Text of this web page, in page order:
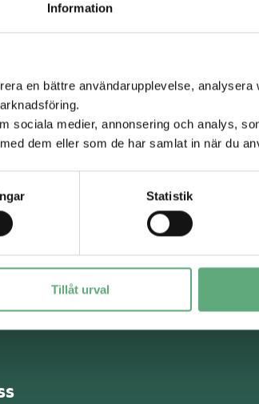
Information
en bättre användarupplevelse,
sociala medier, annonsering och analys,
dem eller som de har samlat in när du
Statistik
Tillåt urval
hela köpet
Alla kampanjer